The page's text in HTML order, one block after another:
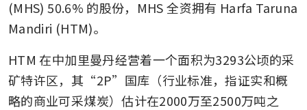
(MHS) 50.6% 的股份，MHS 全资拥有 Harfa Taruna
Mandiri (HTM)。
HTM 在中加里曼丹经营着一个面积为3293公顷的采
矿特许区，其“2P”国库（行业标准，指证实和概
略的商业可采煤炭）估计在2000万至2500万吨之